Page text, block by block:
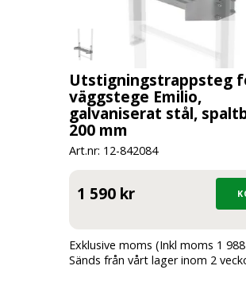
Utstigningstrappsteg
väggstege Emilio,
galvaniserat stål,
200 mm
Art.nr: 12-842084
1 590 kr
Exklusive moms (Inkl moms 1
Sänds från vårt lager inom 2